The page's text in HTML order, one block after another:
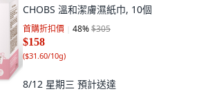
CHOBS 溫和潔膚濕紙巾, 10個
首購折扣價 48%$305
$158
($31.60/10g)
8/12 星期三 預計送達